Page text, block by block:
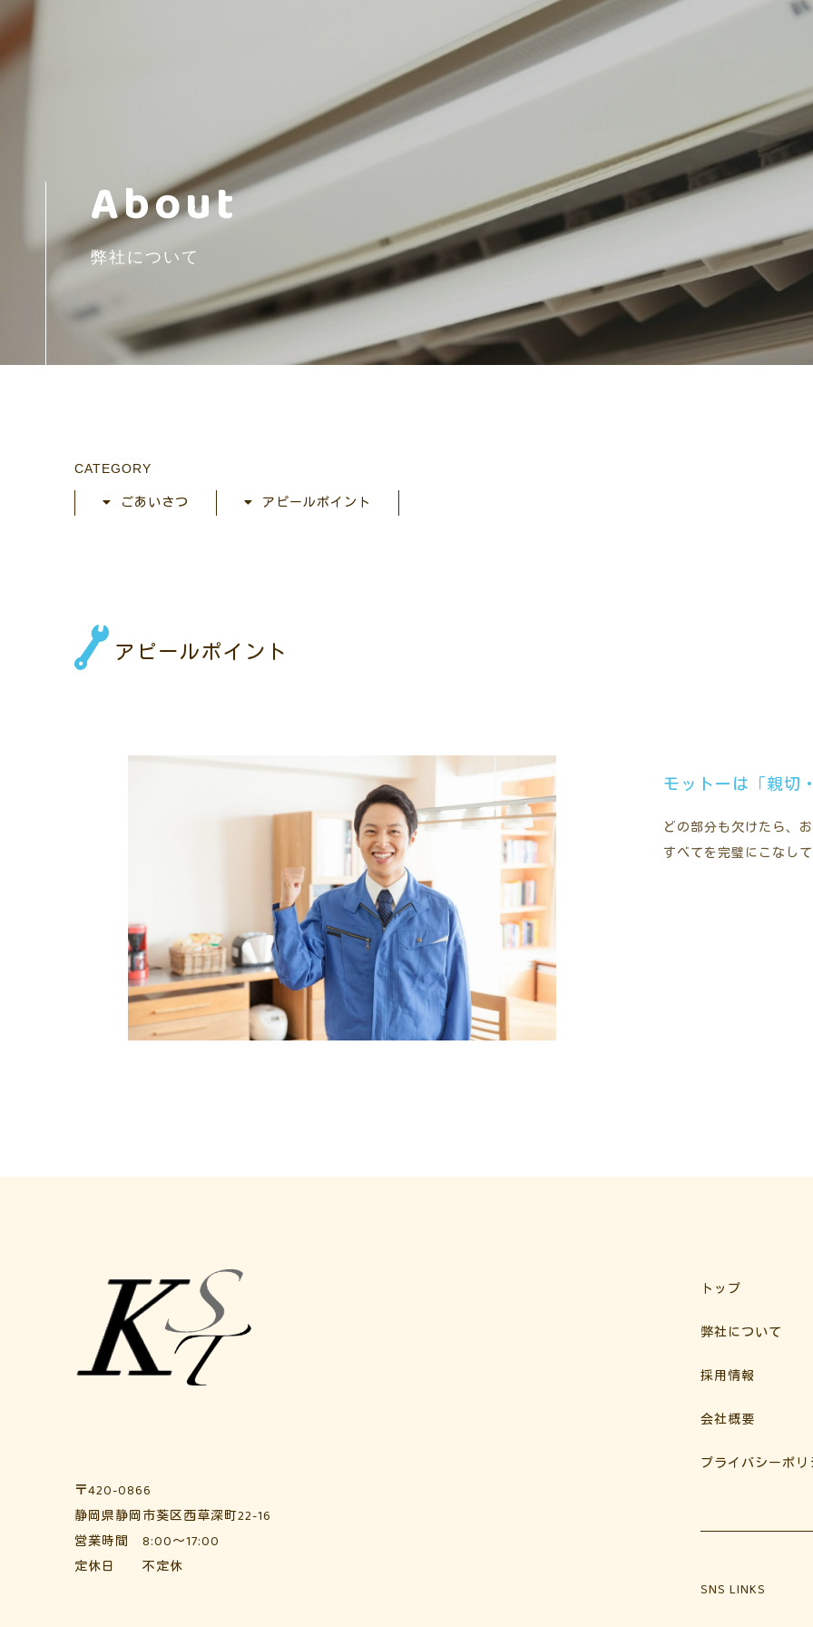
About
弊社について
CATEGORY
ごあいさつ アピールポイント
アピールポイント
モットーは「親切
どの部分も欠けたら、
すべてを完璧にこなし
〒420-0866
静岡県静岡市葵区西草深町22-16
営業時間 8:00～17:00
定休日 不定休
トップ
弊社について
採用情報
会社概要
プライバシーポリ
SNS LINKS